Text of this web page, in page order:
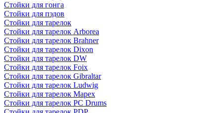
Стойки для гонга
Стойки для пэдов
Стойки для тарелок
Стойки для тарелок Arborea
Стойки для тарелок Brahner
Стойки для тарелок Dixon
Стойки для тарелок DW
Стойки для тарелок Foix
Стойки для тарелок Gibraltar
Стойки для тарелок Ludwig
Стойки для тарелок Mapex
Стойки для тарелок PC Drums